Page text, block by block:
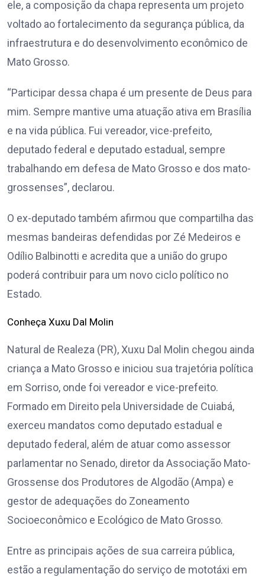
ele, a composição da chapa representa um projeto
voltado ao fortalecimento da segurança pública, da
infraestrutura e do desenvolvimento econômico de
Mato Grosso.
“Participar dessa chapa é um presente de Deus para
mim. Sempre mantive uma atuação ativa em Brasília
e na vida pública. Fui vereador, vice-prefeito,
deputado federal e deputado estadual, sempre
trabalhando em defesa de Mato Grosso e dos mato-
grossenses”, declarou.
O ex-deputado também afirmou que compartilha das
mesmas bandeiras defendidas por Zé Medeiros e
Odílio Balbinotti e acredita que a união do grupo
poderá contribuir para um novo ciclo político no
Estado.
Conheça Xuxu Dal Molin
Natural de Realeza (PR), Xuxu Dal Molin chegou ainda
criança a Mato Grosso e iniciou sua trajetória política
em Sorriso, onde foi vereador e vice-prefeito.
Formado em Direito pela Universidade de Cuiabá,
exerceu mandatos como deputado estadual e
deputado federal, além de atuar como assessor
parlamentar no Senado, diretor da Associação Mato-
Grossense dos Produtores de Algodão (Ampa) e
gestor de adequações do Zoneamento
Socioeconômico e Ecológico de Mato Grosso.
Entre as principais ações de sua carreira pública,
estão a regulamentação do serviço de mototáxi em